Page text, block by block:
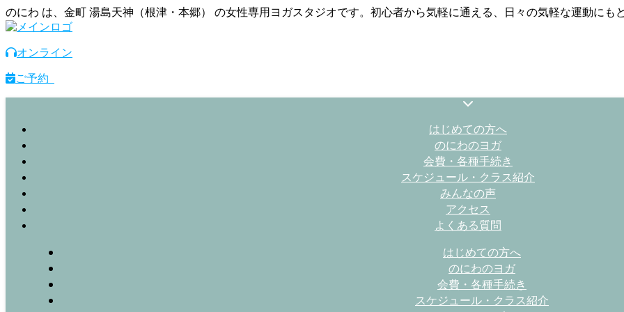
のにわ は、金町 湯島天神（根津・本郷） の女性専用ヨガスタジオです。初心者から気軽に通える、日々の気軽な運動にも
オンライン
ご予約
はじめての方へ
のにわのヨガ
会費・各種手続き
スケジュール・クラス紹介
みんなの声
アクセス
よくある質問
はじめての方へ
のにわのヨガ
会費・各種手続き
スケジュール・クラス紹介